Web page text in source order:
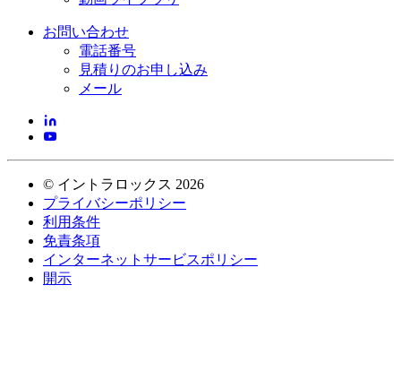
お問い合わせ
電話番号
見積りのお申し込み
メール
© イントラロックス 2026
プライバシーポリシー
利用条件
免責条項
インターネットサービスポリシー
開示